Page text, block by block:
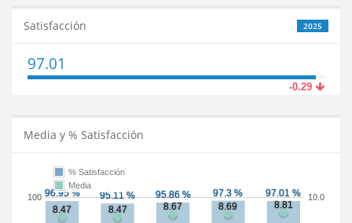
2025
Satisfacción
97.01
-0.29
Media y % Satisfacción
100 10.0
% Satisfacción
Media